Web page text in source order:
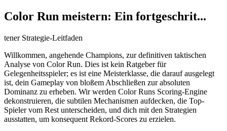
Color Run meistern: Ein fortgeschrit...
tener Strategie-Leitfaden
Willkommen, angehende Champions, zur definitiven taktischen
Analyse von Color Run. Dies ist kein Ratgeber für
Gelegenheitsspieler; es ist eine Meisterklasse, die darauf ausgelegt
ist, dein Gameplay von bloßem Abschließen zur absoluten
Dominanz zu erheben. Wir werden Color Runs Scoring-Engine
dekonstruieren, die subtilen Mechanismen aufdecken, die Top-
Spieler vom Rest unterscheiden, und dich mit den Strategien
ausstatten, um konsequent Rekord-Scores zu erzielen.